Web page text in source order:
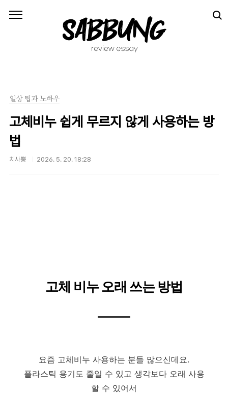
일상 팁과 노하우
고체비누 쉽게 무르지 않게 사용하는 방
법
치사뿡 2026. 5. 20. 18:28
고체 비누 오래 쓰는 방법
요즘 고체비누 사용하는 분들 많으신데요.
플라스틱 용기도 줄일 수 있고 생각보다 오래 사용
할 수 있어서